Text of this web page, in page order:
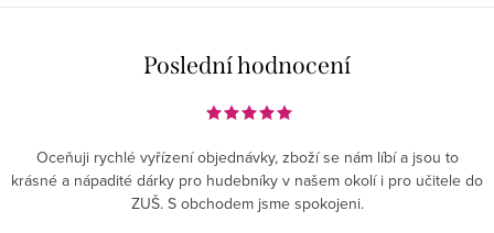
Poslední hodnocení
Oceňuji rychlé vyřízení objednávky, zboží se nám líbí a jsou to
krásné a nápadité dárky pro hudebníky v našem okolí i pro učitele do
ZUŠ. S obchodem jsme spokojeni.